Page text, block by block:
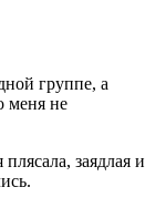
группе, а
меня не
заядлая и